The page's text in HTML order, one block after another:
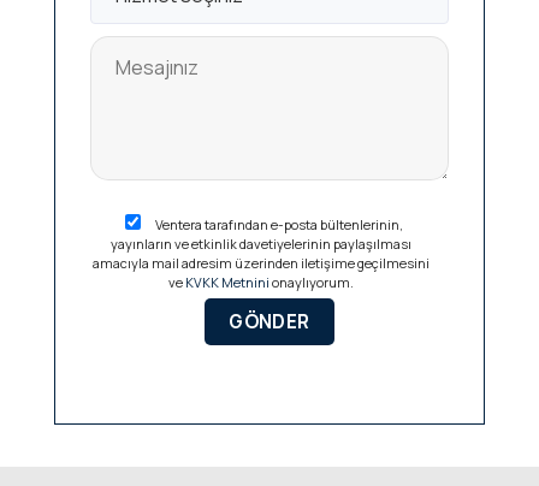
Ventera tarafından e-posta bültenlerinin,
yayınların ve etkinlik davetiyelerinin paylaşılması
amacıyla mail adresim üzerinden iletişime geçilmesini
ve KVKK Metnini onaylıyorum.